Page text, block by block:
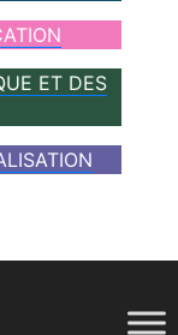
ET DES